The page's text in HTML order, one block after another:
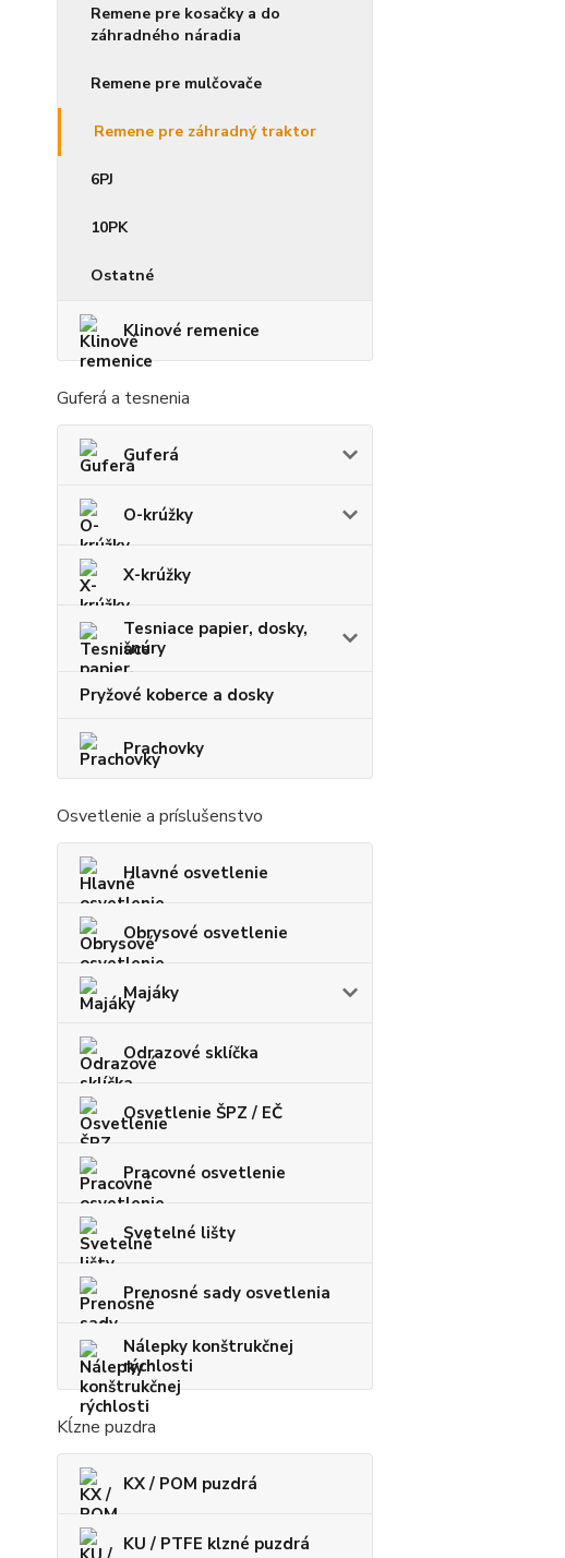
Remene pre kosačky a do
záhradného náradia
Remene pre mulčovače
Remene pre záhradný traktor
6PJ
10PK
Ostatné
Klinové remenice
Guferá a tesnenia
Guferá
O-krúžky
X-krúžky
Tesniace papier, dosky,
šnúry
Pryžové koberce a dosky
Prachovky
Osvetlenie a príslušenstvo
Hlavné osvetlenie
Obrysové osvetlenie
Majáky
Odrazové sklíčka
Osvetlenie ŠPZ / EČ
Pracovné osvetlenie
Svetelné lišty
Prenosné sady osvetlenia
Nálepky konštrukčnej
rýchlosti
Kĺzne puzdra
KX / POM puzdrá
KU / PTFE klzné puzdrá